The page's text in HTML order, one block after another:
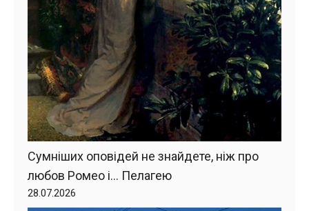
Сумніших оповідей не знайдете, ніж про
любов Ромео і… Пелагею
28.07.2026